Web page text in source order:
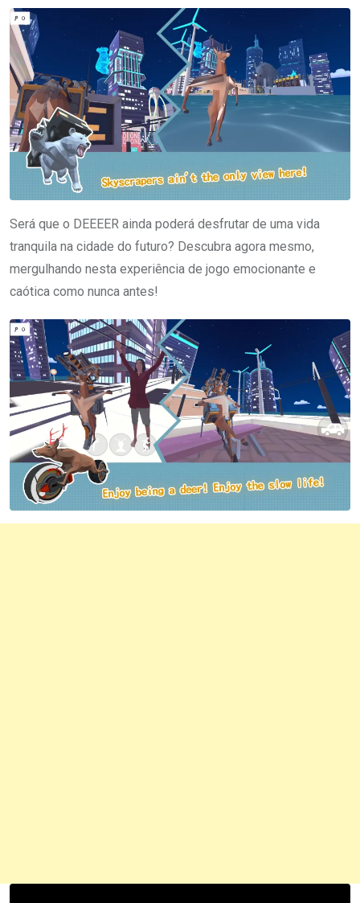
Será que o DEEEER ainda poderá desfrutar de uma vida
tranquila na cidade do futuro? Descubra agora mesmo,
mergulhando nesta experiência de jogo emocionante e
caótica como nunca antes!